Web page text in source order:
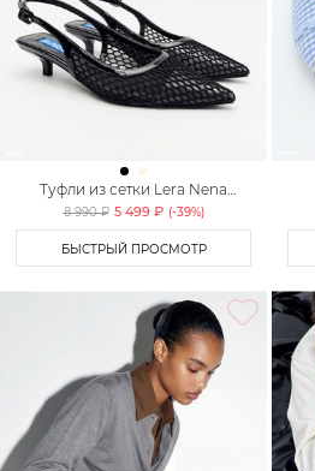
Туфли из сетки Lera Nena
Unreal
8 990 ₽ 5 499 ₽ (-39%)
БЫСТРЫЙ ПРОСМОТР